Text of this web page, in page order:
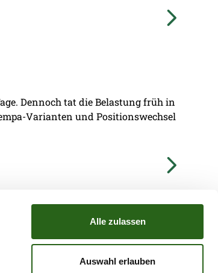
Alle zulassen
Auswahl erlauben
Dennoch tat die Belastung früh in
Varianten und Positionswechsel
ATGB